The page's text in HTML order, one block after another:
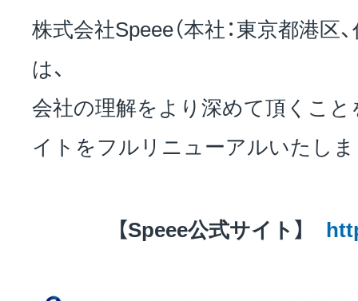
サステナビリティ
投資家情報
株式会社Speee（本社：東京都港区
は、
会社の理解をより深めて頂くこと
イトをフルリニューアルいたしま
【Speee公式サイト】